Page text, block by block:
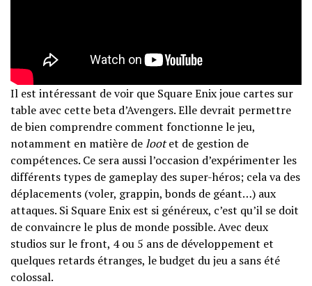
Il est intéressant de voir que Square Enix joue cartes sur
table avec cette beta d’Avengers. Elle devrait permettre
de bien comprendre comment fonctionne le jeu,
notamment en matière delootet de gestion de
compétences. Ce sera aussi l’occasion d’expérimenter les
différents types de gameplay des super-héros; cela va des
déplacements (voler, grappin, bonds de géant…) aux
attaques. Si Square Enix est si généreux, c’est qu’il se doit
de convaincre le plus de monde possible. Avec deux
studios sur le front, 4 ou 5 ans de développement et
quelques retards étranges, le budget du jeu a sans été
colossal.